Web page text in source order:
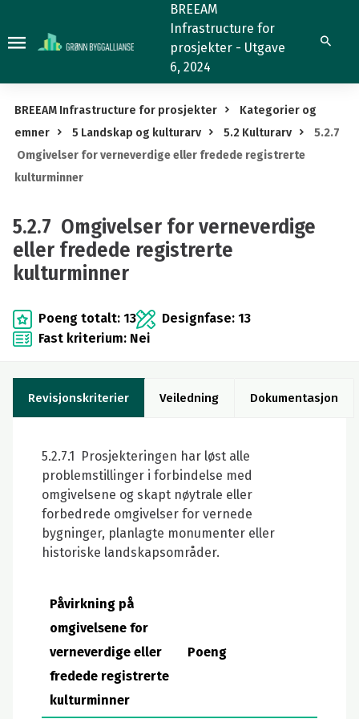
Omgivelser
verneverdige
eller
fredede
registrerte
kulturminner
BREEAM
Infrastructure for
prosjekter - Utgave
6, 2024
Søk
BREEAM Infrastructure for prosjekter
Kategorier og
emner
5 Landskap og kulturarv 5.2 Kulturarv
5.2.7
Omgivelser for verneverdige eller fredede registrerte
kulturminner
5.2.7 Omgivelser for verneverdige
eller fredede registrerte
kulturminner
Poeng totalt: 13
Designfase: 13
Fast kriterium: Nei
Revisjonskriterier Veiledning Dokumentasjon
5.2.7.1 Prosjekteringen har løst alle
problemstillinger i forbindelse med
omgivelsene og skapt nøytrale eller
forbedrede omgivelser for vernede
bygninger, planlagte monumenter eller
historiske landskapsområder.
Påvirkning på
omgivelsene for
verneverdige eller
fredede registrerte
kulturminner
Poeng